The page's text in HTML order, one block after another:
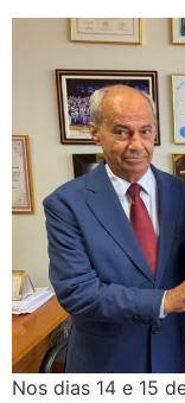
Nos dias 14 e 15